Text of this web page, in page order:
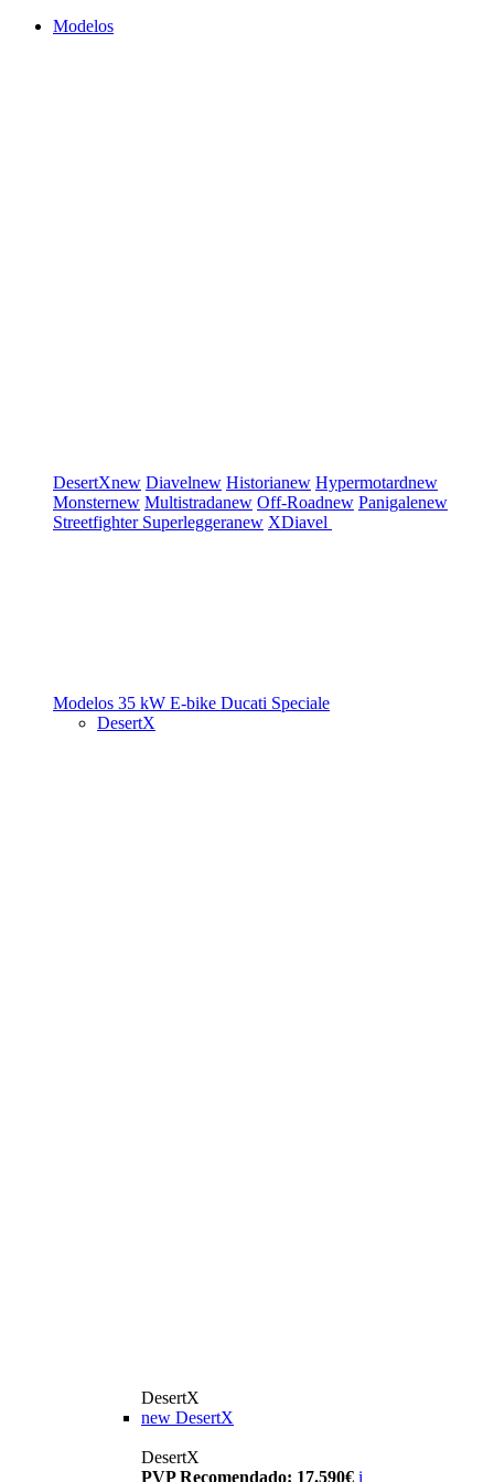
Modelos
DesertXnew Diavelnew Historianew Hypermotardnew
Monsternew Multistradanew Off-Roadnew Panigalenew
Streetfighter Superleggeranew XDiavel
Modelos 35 kW E-bike Ducati Speciale
DesertX
DesertX
new DesertX
DesertX
PVP Recomendado: 17.590€ i